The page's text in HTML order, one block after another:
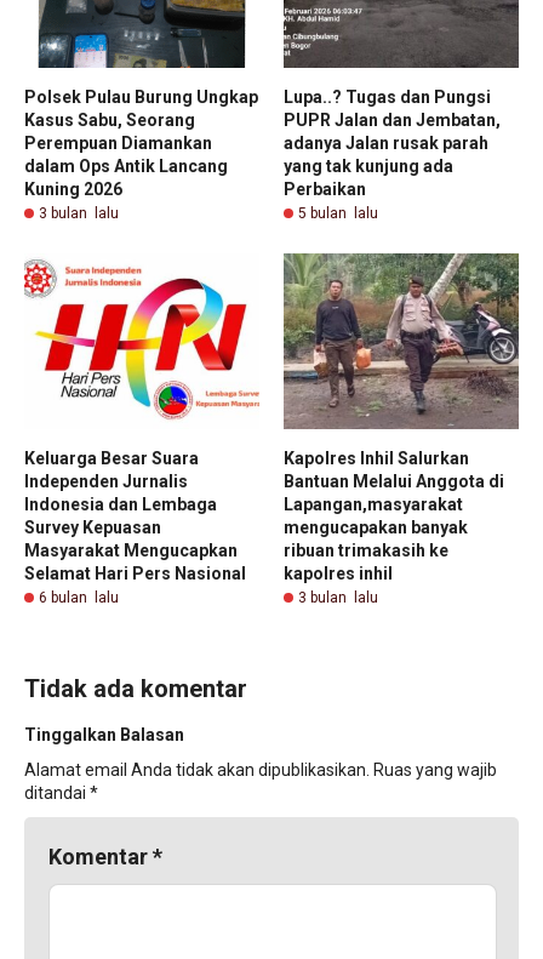
Polsek Pulau Burung Ungkap
Kasus Sabu, Seorang
Perempuan Diamankan
dalam Ops Antik Lancang
Kuning 2026
3 bulan lalu
Lupa..? Tugas dan Pungsi
PUPR Jalan dan Jembatan,
adanya Jalan rusak parah
yang tak kunjung ada
Perbaikan
5 bulan lalu
Keluarga Besar Suara
Independen Jurnalis
Indonesia dan Lembaga
Survey Kepuasan
Masyarakat Mengucapkan
Selamat Hari Pers Nasional
6 bulan lalu
Kapolres Inhil Salurkan
Bantuan Melalui Anggota di
Lapangan,masyarakat
mengucapakan banyak
ribuan trimakasih ke
kapolres inhil
3 bulan lalu
Tidak ada komentar
Tinggalkan Balasan
Alamat email Anda tidak akan dipublikasikan. Ruas yang wajib
ditandai *
Komentar*